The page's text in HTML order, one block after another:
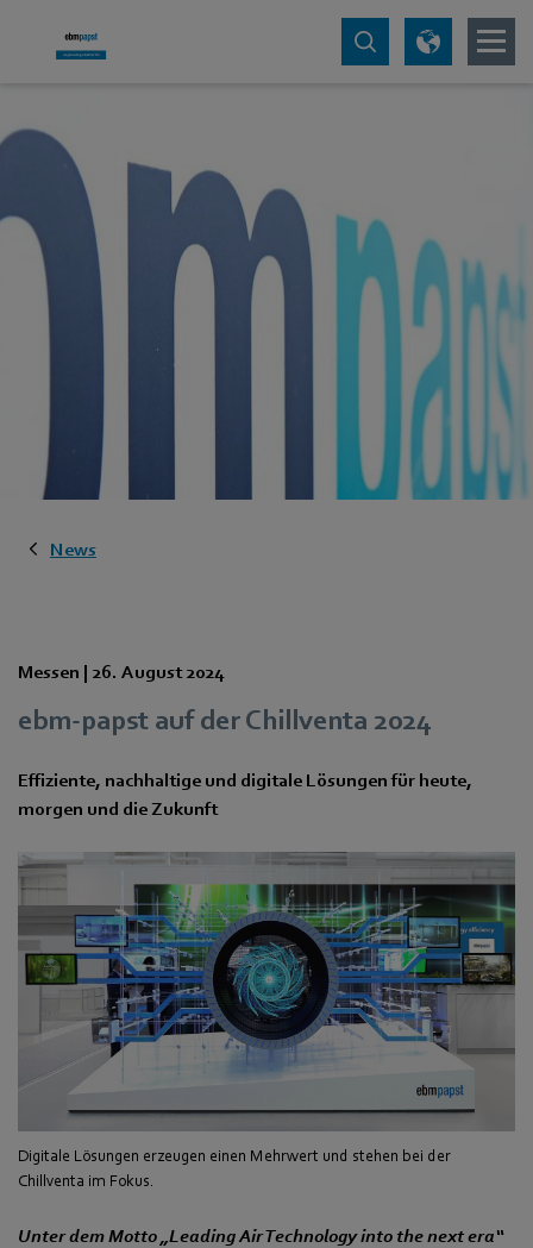
News
Messen | 26. August 2024
ebm‑papst auf der Chillventa 2024
Effiziente, nachhaltige und digitale Lösungen für heute,
morgen und die Zukunft
Digitale Lösungen erzeugen einen Mehrwert und stehen bei der
Chillventa im Fokus.
Unter dem Motto „Leading Air Technology into the next era“